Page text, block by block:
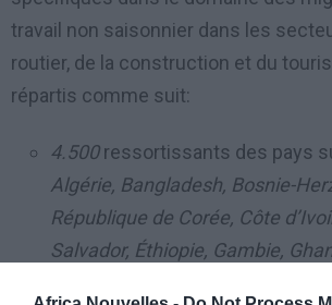
travail non saisonnier dans les
routier, de la construction et du
répartis comme suit:
4.500ressortissants des pays
Algérie, Bangladesh, Bosnie-
République de Corée, Côte
Salvador, Éthiopie, Gambie,